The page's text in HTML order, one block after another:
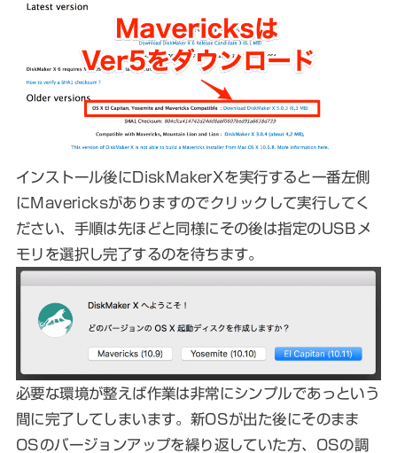
インストール後にDiskMakerXを実行すると一番左側
にMavericksがありますのでクリックして実行してく
ださい、手順は先ほどと同様にその後は指定のUSBメ
モリを選択し完了するのを待ちます。
必要な環境が整えば作業は非常にシンプルであっという
間に完了してしまいます。新OSが出た後にそのまま
OSのバージョンアップを繰り返していた方、OSの調